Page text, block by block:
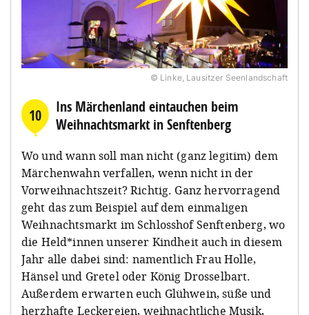
© Linke, Lausitzer Seenlandschaft
10
Ins Märchenland eintauchen beim
Weihnachtsmarkt in Senftenberg
Wo und wann soll man nicht (ganz legitim) dem
Märchenwahn verfallen, wenn nicht in der
Vorweihnachtszeit? Richtig. Ganz hervorragend
geht das zum Beispiel auf dem einmaligen
Weihnachtsmarkt im Schlosshof Senftenberg, wo
die Held*innen unserer Kindheit auch in diesem
Jahr alle dabei sind: namentlich Frau Holle,
Hänsel und Gretel oder König Drosselbart.
Außerdem erwarten euch Glühwein, süße und
herzhafte Leckereien, weihnachtliche Musik,